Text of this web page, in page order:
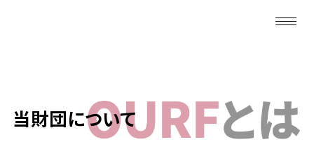
当財団について